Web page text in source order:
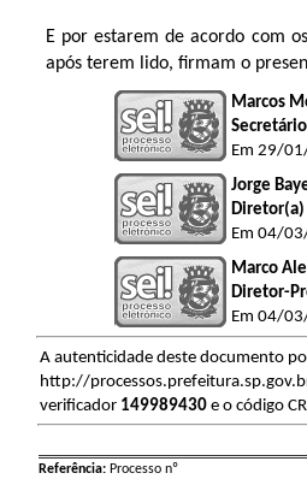
E por estarem de acordo com
após terem lido, firmam o
Marcos
Em 29/
Jorge
Diretor(a)
Em 04/
Marco
Diretor-
Em 04/
A autenticidade deste documento
http://
verificador 149989430e o código
Referência:Processo nº